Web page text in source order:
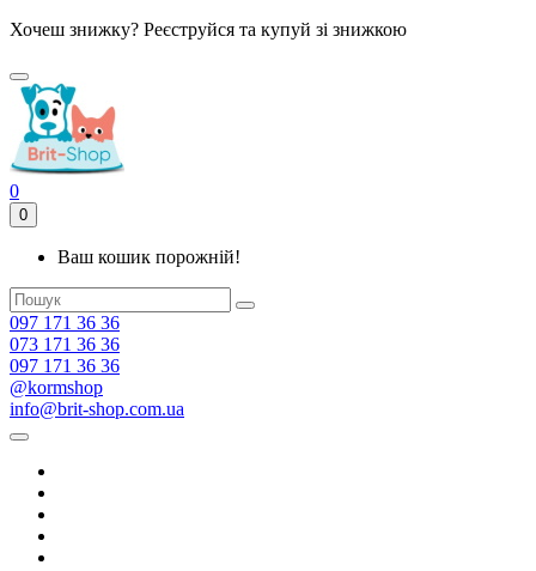
Хочеш знижку? Реєструйся та купуй зі знижкою
0
0
Ваш кошик порожній!
097 171 36 36
073 171 36 36
097 171 36 36
@kormshop
info@brit-shop.com.ua